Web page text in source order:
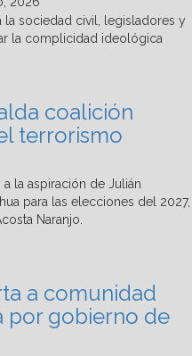
coalición
terrorismo
a comunidad
por gobierno de